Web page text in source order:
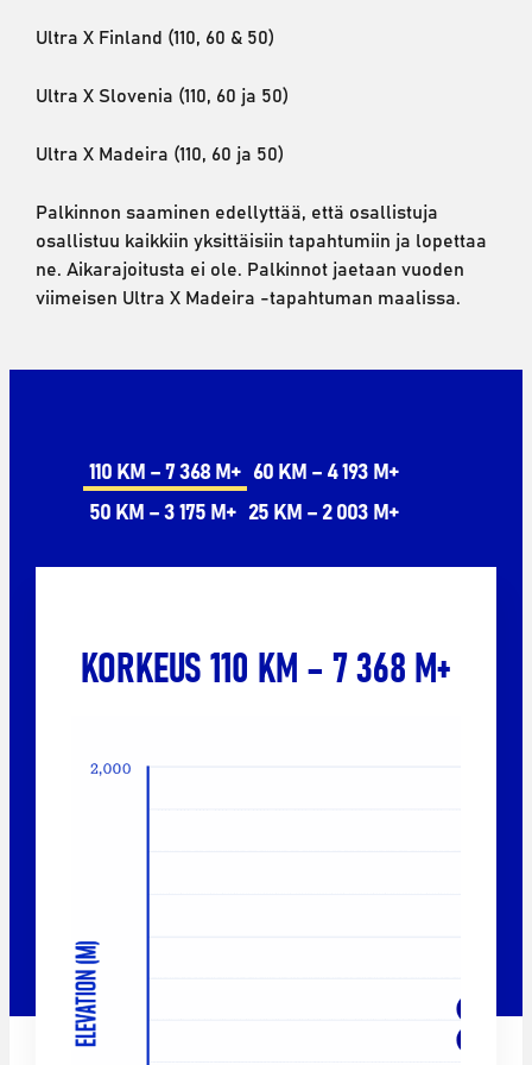
Ultra X Finland (110, 60 & 50)
Ultra X Slovenia (110, 60 ja 50)
Ultra X Madeira (110, 60 ja 50)
Palkinnon saaminen edellyttää, että osallistuja
osallistuu kaikkiin yksittäisiin tapahtumiin ja lopettaa
ne. Aikarajoitusta ei ole. Palkinnot jaetaan vuoden
viimeisen Ultra X Madeira -tapahtuman maalissa.
110 KM – 7 368 M+ 60 KM – 4 193 M+
50 KM – 3 175 M+ 25 KM – 2 003 M+
KORKEUS 110 KM – 7 368 M+